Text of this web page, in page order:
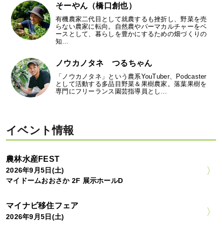
そーやん（橋口創也）
有機農家二代目として就農するも挫折し、野菜を売
らない農家に転向。自然農やパーマカルチャーをベ
ースとして、暮らしを豊かにするための畑づくりの
知…
ノウカノタネ つるちゃん
「ノウカノタネ」という農系YouTuber、Podcaster
として活動する多品目野菜＆果樹農家。落葉果樹を
専門にフリーランス園芸指導員とし…
イベント情報
農林水産FEST
2026年9月5日(土)
マイドームおおさか 2F 展示ホールD
マイナビ移住フェア
2026年9月5日(土)